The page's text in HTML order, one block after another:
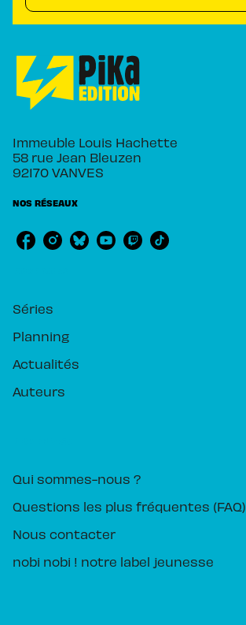
Immeuble Louis Hachette
58 rue Jean Bleuzen
92170 VANVES
NOS RÉSEAUX
Séries
Planning
Actualités
Auteurs
Qui sommes-nous ?
Questions les plus fréquentes (FAQ)
Nous contacter
nobi nobi ! notre label jeunesse